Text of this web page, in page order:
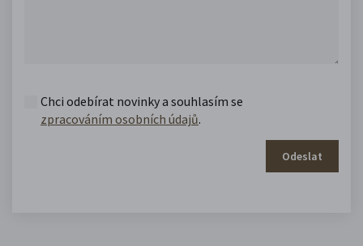
Chci odebírat novinky a souhlasím se
zpracováním osobních údajů.
Odeslat